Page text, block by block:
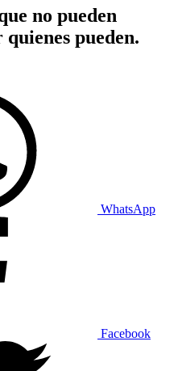
no pueden
pueden.
WhatsApp
Facebook